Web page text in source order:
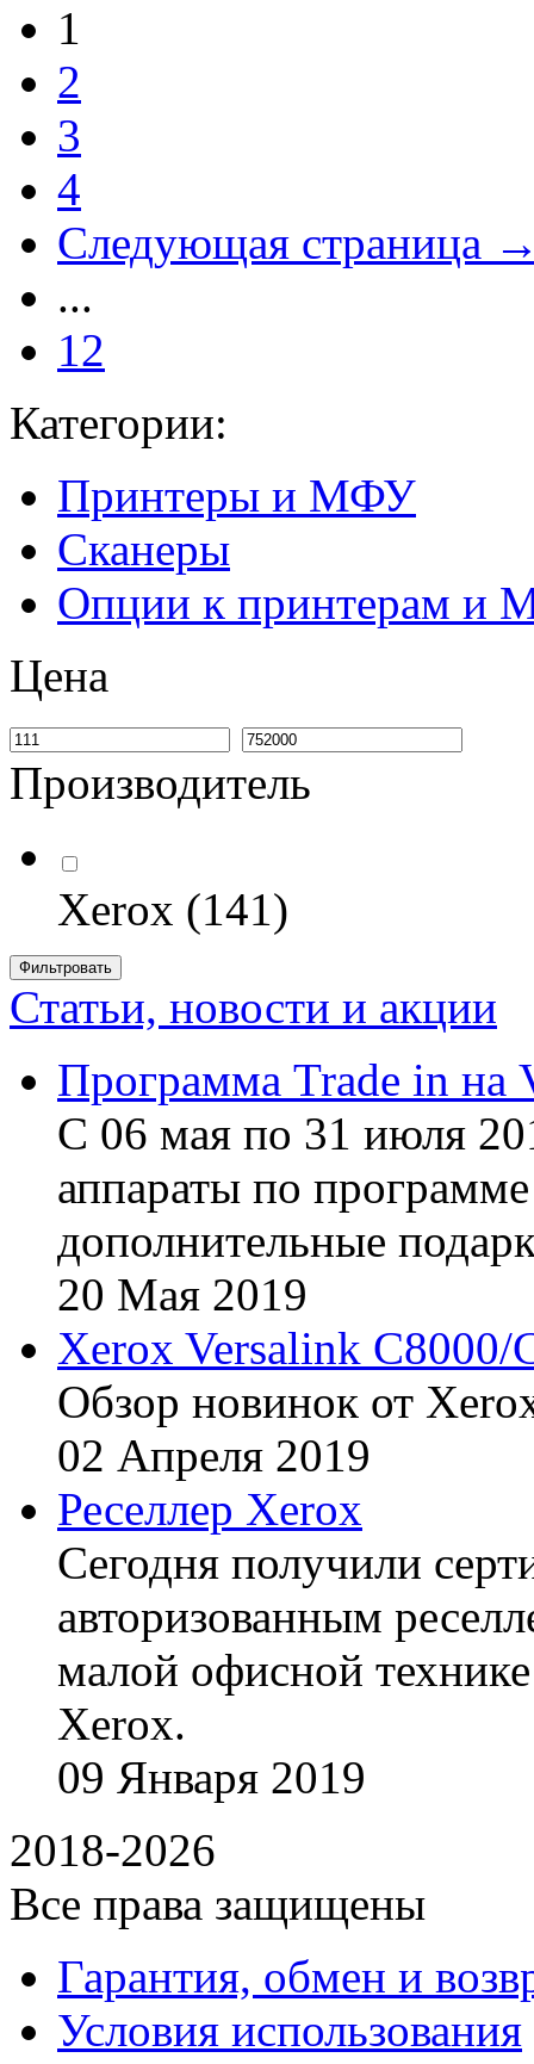
1
2
3
4
Следующая страница
...
12
Категории:
Принтеры и МФУ
Сканеры
Опции к принтерам и
Цена
Производитель
Xerox (141)
Фильтровать
Статьи, новости и акции
Программа Trade in на
С 06 мая по 31 июля
аппараты по
дополнительные
20 Мая 2019
Xerox Versalink C8000/
Обзор новинок от
02 Апреля 2019
Реселлер Xerox
Сегодня получили
авторизованным
малой офисной
Xerox.
09 Января 2019
2018-2026
Все права защищены
Гарантия, обмен и
Условия использования